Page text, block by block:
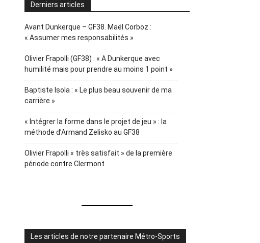
Derniers articles
Avant Dunkerque – GF38. Maël Corboz :
« Assumer mes responsabilités »
Olivier Frapolli (GF38) : « A Dunkerque avec
humilité mais pour prendre au moins 1 point »
Baptiste Isola : « Le plus beau souvenir de ma
carrière »
« Intégrer la forme dans le projet de jeu » : la
méthode d’Armand Zelisko au GF38
Olivier Frapolli « très satisfait » de la première
période contre Clermont
Les articles de notre partenaire Métro-Sports